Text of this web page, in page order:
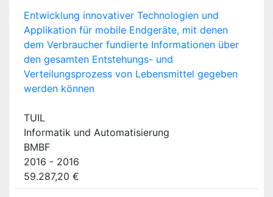
Entwicklung innovativer Technologien und
Applikation für mobile Endgeräte, mit denen
dem Verbraucher fundierte Informationen über
den gesamten Entstehungs- und
Verteilungsprozess von Lebensmittel gegeben
werden können
TUIL
Informatik und Automatisierung
BMBF
2016 - 2016
59.287,20 €